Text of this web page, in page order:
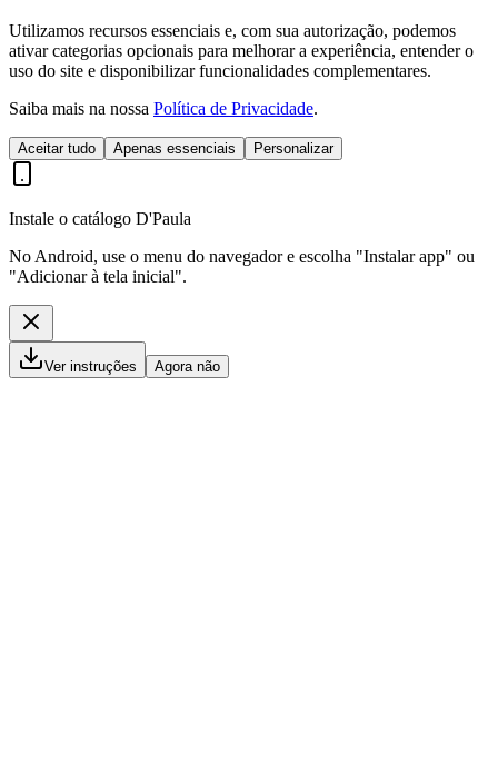
Utilizamos recursos essenciais e, com sua autorização, podemos
ativar categorias opcionais para melhorar a experiência, entender o
uso do site e disponibilizar funcionalidades complementares.
Saiba mais na nossa Política de Privacidade.
Aceitar tudo Apenas essenciais Personalizar
Instale o catálogo D'Paula
No Android, use o menu do navegador e escolha "Instalar app" ou
"Adicionar à tela inicial".
Ver instruções Agora não